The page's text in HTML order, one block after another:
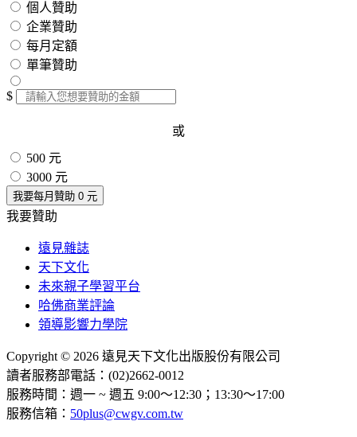
個人贊助
企業贊助
每月定額
單筆贊助
$
或
500 元
3000 元
我要每月贊助 0 元
我要贊助
遠見雜誌
天下文化
未來親子學習平台
哈佛商業評論
領導影響力學院
Copyright © 2026 遠見天下文化出版股份有限公司
讀者服務部電話：(02)2662-0012
服務時間：週一 ~ 週五 9:00～12:30；13:30～17:00
服務信箱： 50plus@cwgv.com.tw